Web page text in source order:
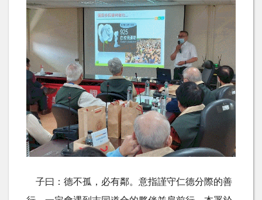
子曰：德不孤，必有鄰。意指謹守仁德分際的善